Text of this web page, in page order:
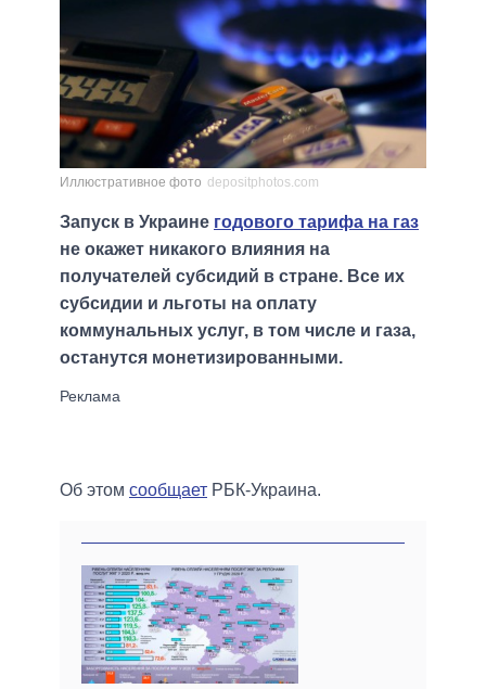
Иллюстративное фото depositphotos.com
Запуск в Украине годового тарифа на газ
не окажет никакого влияния на
получателей субсидий в стране. Все их
субсидии и льготы на оплату
коммунальных услуг, в том числе и газа,
останутся монетизированными.
Об этом сообщает РБК-Украина.